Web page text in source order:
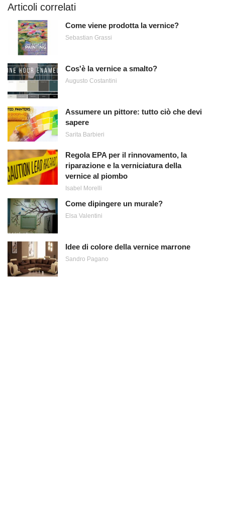
Articoli correlati
Come viene prodotta la vernice?
Sebastian Grassi
Cos'è la vernice a smalto?
Augusto Costantini
Assumere un pittore: tutto ciò che devi
sapere
Sarita Barbieri
Regola EPA per il rinnovamento, la
riparazione e la verniciatura della
vernice al piombo
Isabel Morelli
Come dipingere un murale?
Elsa Valentini
Idee di colore della vernice marrone
Sandro Pagano